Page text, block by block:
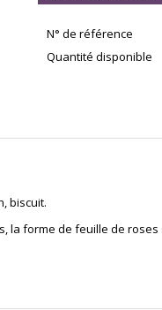
N° de référence
Quantité disponible
biscuit.
la forme de feuille de roses